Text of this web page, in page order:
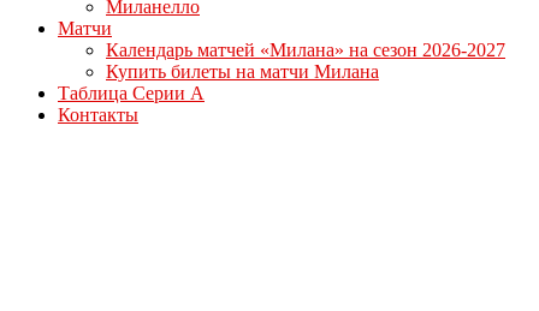
Миланелло
Матчи
Календарь матчей «Милана» на сезон 2026-2027
Купить билеты на матчи Милана
Таблица Серии А
Контакты